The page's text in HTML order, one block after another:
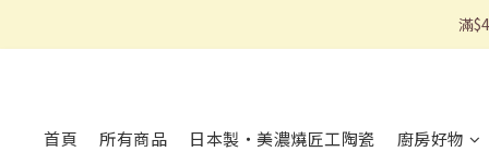
滿
首頁 所有商品 日本製・美濃燒匠工陶瓷
廚房好物